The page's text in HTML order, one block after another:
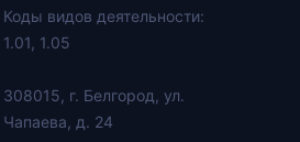
Коды видов деятельности:
1.01, 1.05
308015, г. Белгород, ул.
Чапаева, д. 24